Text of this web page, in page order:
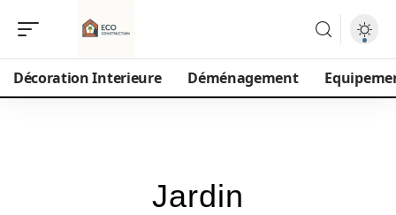
Décoration Interieure Déménagement
Jardin